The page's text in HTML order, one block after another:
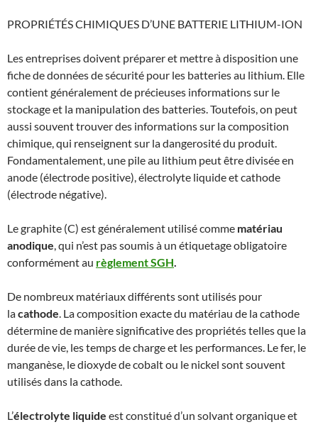
PROPRIÉTÉS CHIMIQUES D’UNE BATTERIE LITHIUM-ION
Les entreprises doivent préparer et mettre à disposition une
fiche de données de sécurité pour les batteries au lithium. Elle
contient généralement de précieuses informations sur le
stockage et la manipulation des batteries. Toutefois, on peut
aussi souvent trouver des informations sur la composition
chimique, qui renseignent sur la dangerosité du produit.
Fondamentalement, une pile au lithium peut être divisée en
anode (électrode positive), électrolyte liquide et cathode
(électrode négative).
Le graphite (C) est généralement utilisé comme matériau
anodique, qui n’est pas soumis à un étiquetage obligatoire
conformément au règlement SGH.
De nombreux matériaux différents sont utilisés pour
lacathode. La composition exacte du matériau de la cathode
détermine de manière significative des propriétés telles que la
durée de vie, les temps de charge et les performances. Le fer, le
manganèse, le dioxyde de cobalt ou le nickel sont souvent
utilisés dans la cathode.
L’électrolyte liquide est constitué d’un solvant organique et